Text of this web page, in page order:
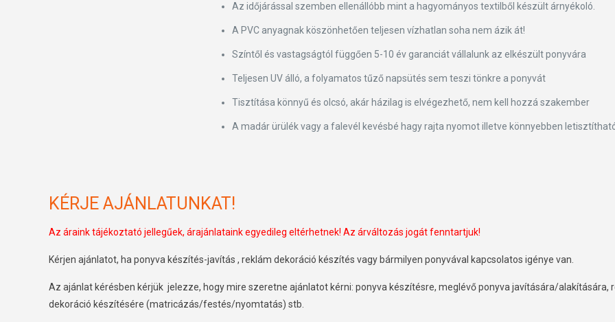
Az időjárással szemben ellenállóbb mint a hagyományos textilből készült árnyékoló.
A PVC anyagnak köszönhetően teljesen vízhatlan soha nem ázik át!
Színtől és vastagságtól függően 5-10 év garanciát vállalunk az elkészült ponyvára
Teljesen UV álló, a folyamatos tűző napsütés sem teszi tönkre a ponyvát
Tisztítása könnyű és olcsó, akár házilag is elvégezhető, nem kell hozzá szakember
A madár ürülék vagy a falevél kevésbé hagy rajta nyomot illetve könnyebben
KÉRJE AJÁNLATUNKAT!
Az áraink tájékoztató jellegűek, árajánlataink egyedileg eltérhetnek! Az árváltozás jogát fenntartjuk!
Kérjen ajánlatot, ha ponyva készítés-javítás , reklám dekoráció készítés vagy bármilyen ponyvával kapcsolatos igénye van.
Az ajánlat kérésben kérjük jelezze, hogy mire szeretne ajánlatot kérni: ponyva készítésre, meglévő ponyva javítására/alakítására,
dekoráció készítésére (matricázás/festés/nyomtatás) stb.